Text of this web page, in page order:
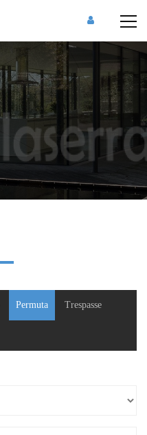
Permuta Trespasse